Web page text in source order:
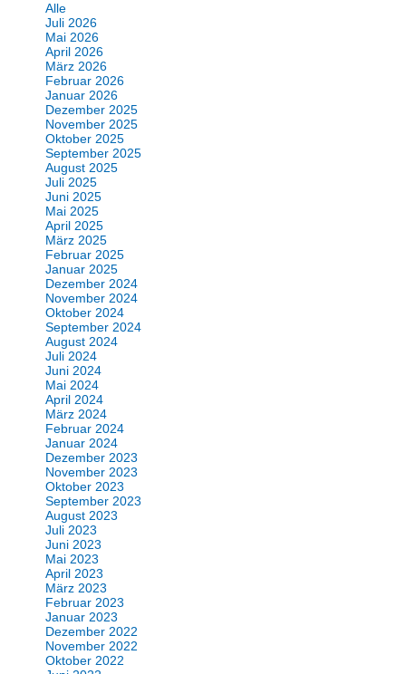
Alle
Juli 2026
Mai 2026
April 2026
März 2026
Februar 2026
Januar 2026
Dezember 2025
November 2025
Oktober 2025
September 2025
August 2025
Juli 2025
Juni 2025
Mai 2025
April 2025
März 2025
Februar 2025
Januar 2025
Dezember 2024
November 2024
Oktober 2024
September 2024
August 2024
Juli 2024
Juni 2024
Mai 2024
April 2024
März 2024
Februar 2024
Januar 2024
Dezember 2023
November 2023
Oktober 2023
September 2023
August 2023
Juli 2023
Juni 2023
Mai 2023
April 2023
März 2023
Februar 2023
Januar 2023
Dezember 2022
November 2022
Oktober 2022